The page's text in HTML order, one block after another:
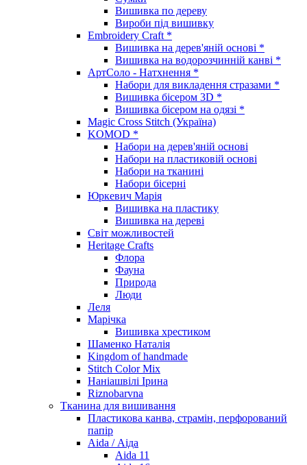
Вишивка по дереву
Вироби під вишивку
Embroidery Craft *
Вишивка на дерев'яній основі *
Вишивка на водорозчинній канві *
АртСоло - Натхнення *
Набори для викладення стразами *
Вишивка бісером 3D *
Вишивка бісером на одязі *
Magic Cross Stitch (Україна)
KOMOD *
Набори на дерев'яній основі
Набори на пластиковій основі
Набори на тканині
Набори бісерні
Юркевич Марія
Вишивка на пластику
Вишивка на дереві
Світ можливостей
Heritage Crafts
Флора
Фауна
Природа
Люди
Леля
Марічка
Вишивка хрестиком
Шаменко Наталія
Kingdom of handmade
Stitch Color Mix
Наніашвілі Ірина
Riznobarvna
Тканина для вишивання
Пластикова канва, страмін, перфорований
папір
Aida / Аіда
Aida 11